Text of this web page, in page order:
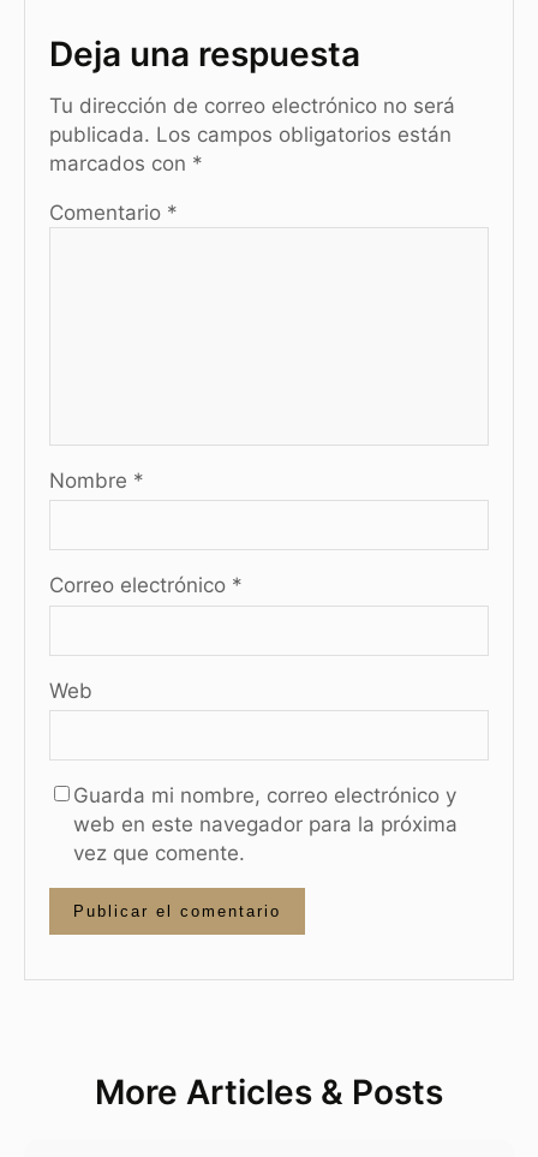
o
k
p g
er
Deja una respuesta
Tu dirección de correo electrónico no será
publicada. Los campos obligatorios están
marcados con *
Comentario *
Nombre *
Correo electrónico *
Web
Guarda mi nombre, correo electrónico y
web en este navegador para la próxima
vez que comente.
More Articles & Posts